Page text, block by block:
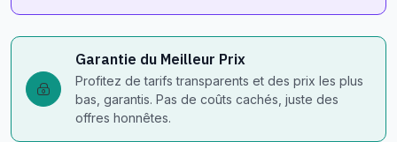
Garantie du Meilleur Prix
Profitez de tarifs transparents et des prix les plus
bas, garantis. Pas de coûts cachés, juste des
offres honnêtes.